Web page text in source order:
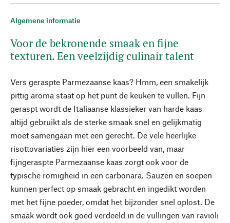
Algemene informatie
Voor de bekronende smaak en fijne
texturen. Een veelzijdig culinair talent
Vers geraspte Parmezaanse kaas? Hmm, een smakelijk
pittig aroma staat op het punt de keuken te vullen. Fijn
geraspt wordt de Italiaanse klassieker van harde kaas
altijd gebruikt als de sterke smaak snel en gelijkmatig
moet samengaan met een gerecht. De vele heerlijke
risottovariaties zijn hier een voorbeeld van, maar
fijngeraspte Parmezaanse kaas zorgt ook voor de
typische romigheid in een carbonara. Sauzen en soepen
kunnen perfect op smaak gebracht en ingedikt worden
met het fijne poeder, omdat het bijzonder snel oplost. De
smaak wordt ook goed verdeeld in de vullingen van ravioli